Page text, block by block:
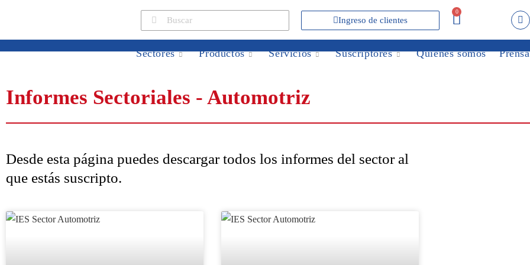
Ingreso de clientes
0
Sectores Productos Servicios Suscriptores Quiénes somos Prensa
Informes Sectoriales - Automotriz
Desde esta página puedes descargar todos los informes del sector al
que estás suscripto.